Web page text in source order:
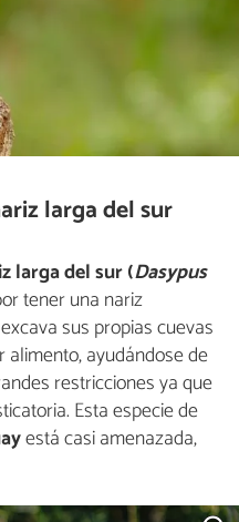
larga del sur
larga del sur (Dasypus
tener una nariz
sus propias cuevas
ayudándose de
restricciones ya que
Esta especie de
está casi amenazada,